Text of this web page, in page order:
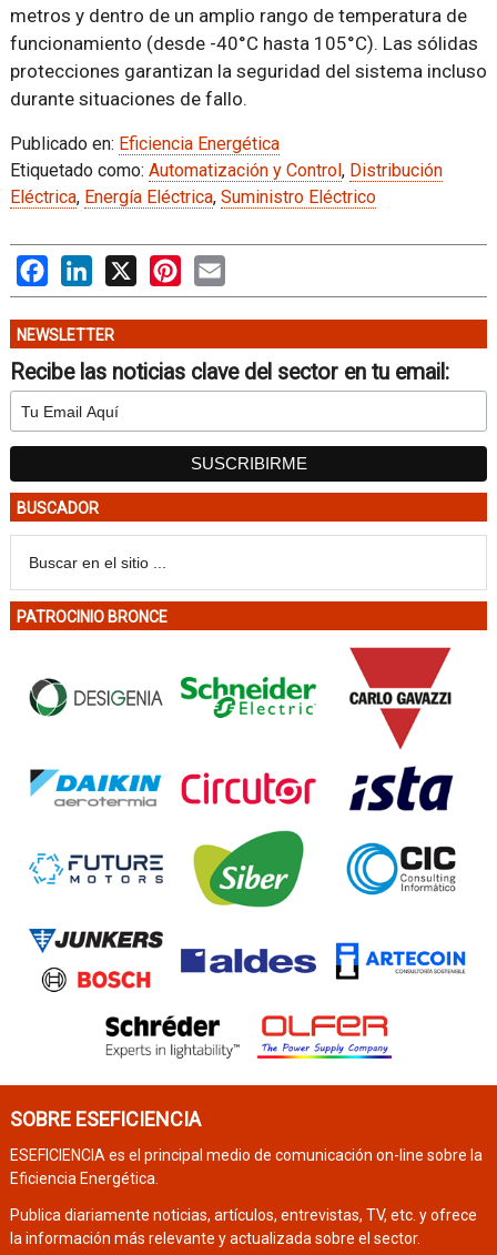
metros y dentro de un amplio rango de temperatura de
funcionamiento (desde -40°C hasta 105°C). Las sólidas
protecciones garantizan la seguridad del sistema incluso
durante situaciones de fallo.
Publicado en: Eficiencia Energética
Etiquetado como: Automatización y Control , Distribución
Eléctrica, Energía Eléctrica, Suministro Eléctrico
FacebookLinkedIn Pinterest
NEWSLETTER
Recibe las noticias clave del sector en tu email:
BUSCADOR
PATROCINIO BRONCE
SOBRE ESEFICIENCIA
ESEFICIENCIA es el principal medio de comunicación on-line sobre la
Eficiencia Energética.
Publica diariamente noticias, artículos, entrevistas, TV, etc. y ofrece
la información más relevante y actualizada sobre el sector.